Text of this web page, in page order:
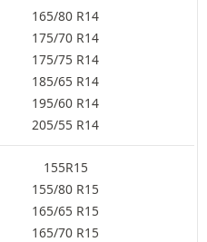
165/80 R14
175/70 R14
175/75 R14
185/65 R14
195/60 R14
205/55 R14
155R15
155/80 R15
165/65 R15
165/70 R15